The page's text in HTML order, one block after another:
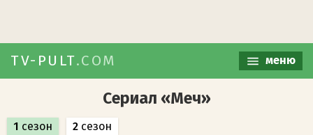
TV-PULT.COM меню
Сериал «Меч»
1 сезон 2 сезон